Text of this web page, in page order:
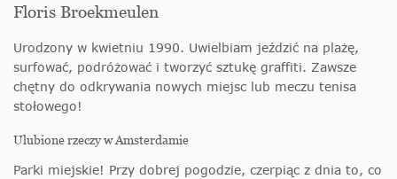
Floris Broekmeulen
Urodzony w kwietniu 1990. Uwielbiam jeździć na plażę,
surfować, podróżować i tworzyć sztukę graffiti. Zawsze
chętny do odkrywania nowych miejsc lub meczu tenisa
stołowego!
Ulubione rzeczy w Amsterdamie
Parki miejskie! Przy dobrej pogodzie, czerpiąc z dnia to, co